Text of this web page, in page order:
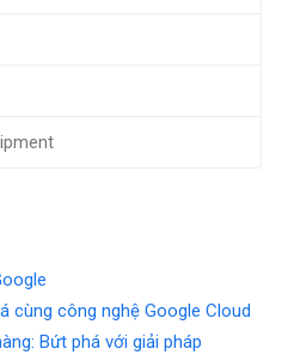
cùng công nghệ Google Cloud
Bứt phá với giải pháp